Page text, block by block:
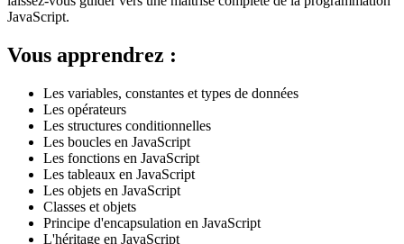
JavaScript.
Vous apprendrez :
Les variables, constantes et types de données
Les opérateurs
Les structures conditionnelles
Les boucles en JavaScript
Les fonctions en JavaScript
Les tableaux en JavaScript
Les objets en JavaScript
Classes et objets
Principe d'encapsulation en JavaScript
L'héritage en JavaScript